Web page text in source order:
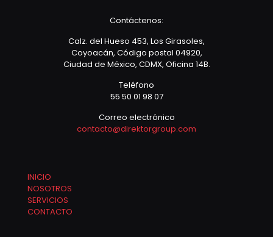
Contáctenos:
Calz. del Hueso 453, Los Girasoles,
Coyoacán, Código postal 04920,
Ciudad de México, CDMX, Oficina 14B.
Teléfono
55 50 01 98 07
Correo electrónico
contacto@direktorgroup.com
INICIO
NOSOTROS
SERVICIOS
CONTACTO